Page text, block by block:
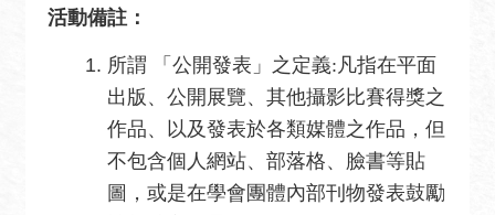
活動備註：
所謂 「公開發表」之定義:凡指在平面
出版、公開展覽、其他攝影比賽得獎之
作品、以及發表於各類媒體之作品，但
不包含個人網站、部落格、臉書等貼
圖，或是在學會團體內部刊物發表鼓勵